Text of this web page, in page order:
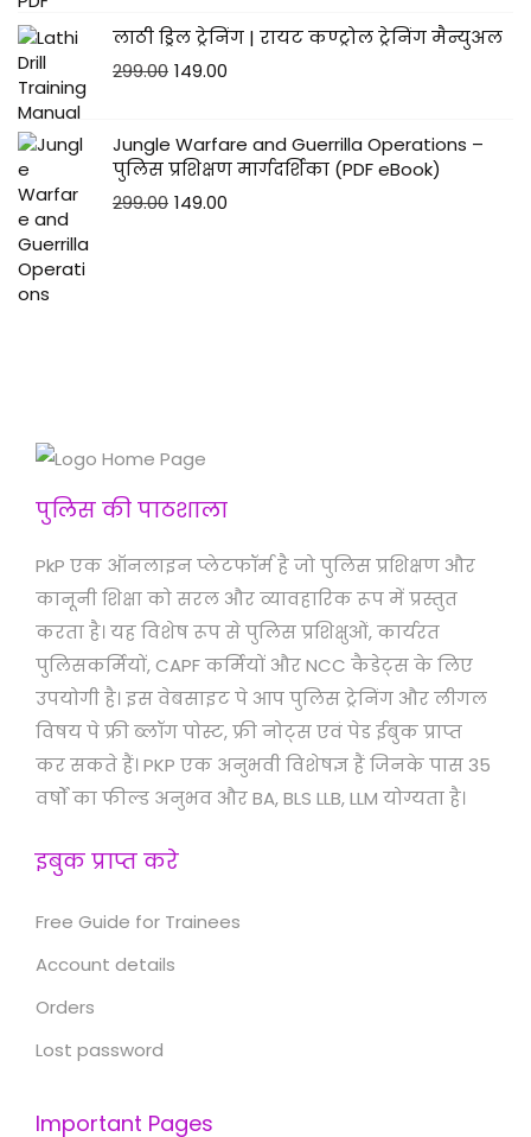
लाठी ड्रिल ट्रेनिंग | रायट कण्ट्रोल ट्रेनिंग मैन्युअल
299.00 149.00
Jungle Warfare and Guerrilla Operations –
पुलिस प्रशिक्षण मार्गदर्शिका (PDF eBook)
299.00 149.00
पुलिस की पाठशाला
PkP एक ऑनलाइन प्लेटफॉर्म है जो पुलिस प्रशिक्षण और
कानूनी शिक्षा को सरल और व्यावहारिक रूप में प्रस्तुत
करता है। यह विशेष रूप से पुलिस प्रशिक्षुओं, कार्यरत
पुलिसकर्मियों, CAPF कर्मियों और NCC कैडेट्स के लिए
उपयोगी है। इस वेबसाइट पे आप पुलिस ट्रेनिंग और लीगल
विषय पे फ्री ब्लॉग पोस्ट, फ्री नोट्स एवं पेड ईबुक प्राप्त
कर सकते हैं। PKP एक अनुभवी विशेषज्ञ हैं जिनके पास 35
वर्षों का फील्ड अनुभव और BA, BLS LLB, LLM योग्यता है।
इबुक प्राप्त करे
Free Guide for Trainees
Account details
Orders
Lost password
Important Pages